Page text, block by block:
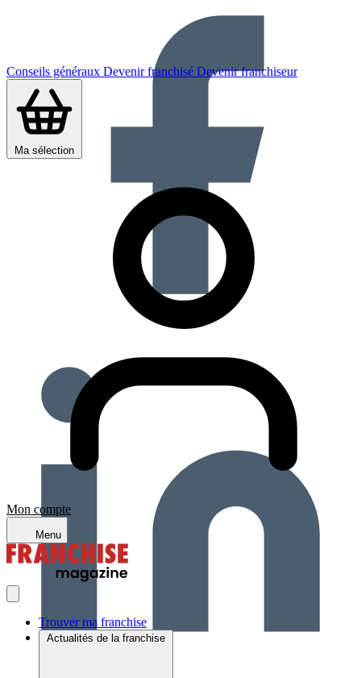
Conseils généraux Devenir franchisé Devenir franchiseur
Ma sélection
Mon compte
Menu
Trouver ma franchise
Actualités de la franchise